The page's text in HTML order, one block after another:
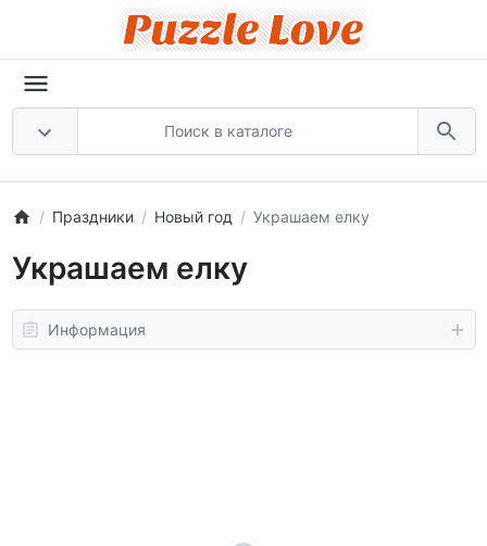
Праздники Новый год Украшаем елку
Украшаем елку
Информация